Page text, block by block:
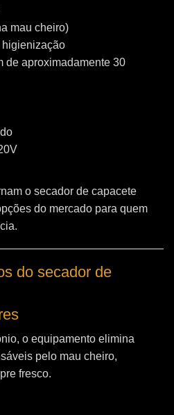
mau cheiro)
higienização
de aproximadamente 30
o secador de capacete
do mercado para quem
do secador de
o equipamento elimina
pelo mau cheiro,
fresco.